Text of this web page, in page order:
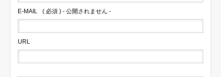
E-MAIL ( 必須 ) - 公開されません -
URL